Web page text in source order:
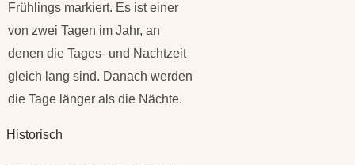
Frühlings markiert. Es ist einer
von zwei Tagen im Jahr, an
denen die Tages- und Nachtzeit
gleich lang sind. Danach werden
die Tage länger als die Nächte.
Historisch